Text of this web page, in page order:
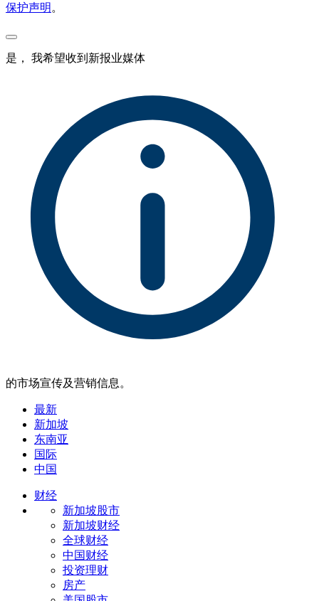
保护声明 。
是， 我希望收到新报业媒体
的市场宣传及营销信息。
最新
新加坡
东南亚
国际
中国
财经
新加坡股市
新加坡财经
全球财经
中国财经
投资理财
房产